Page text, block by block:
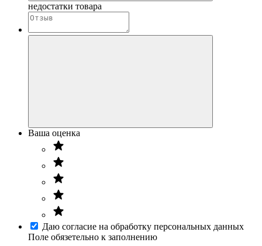
недостатки товара
Ваша оценка
Даю согласие на обработку персональных данных
Поле обязетельно к заполнению